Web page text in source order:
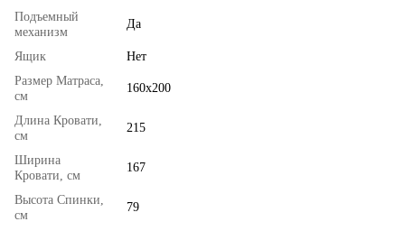
Подъемный
механизм
Да
Ящик
Нет
Размер Матраса,
см
160x200
Длина Кровати,
см
215
Ширина
Кровати, см
167
Высота Спинки,
см
79